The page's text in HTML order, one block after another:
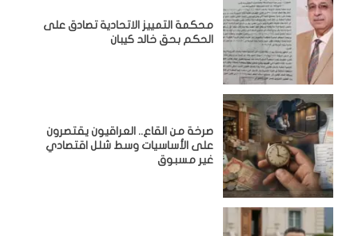
محكمة التمييز الاتحادية تصادق على
الحكم بحق خالد كيبان
صرخة من القاع.. العراقيون يقتصرون
على الأساسيات وسط شلل اقتصادي
غير مسبوق